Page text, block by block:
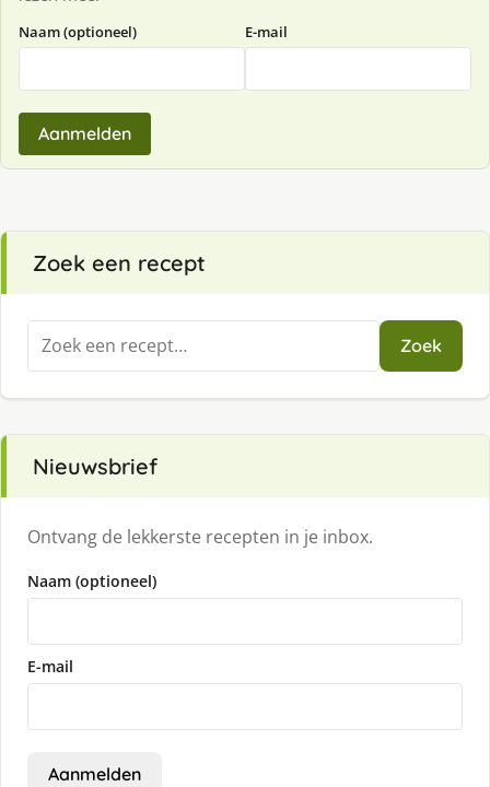
Naam (optioneel) E-mail
Aanmelden
Zoek een recept
Zoeken
naar:
Zoek
Nieuwsbrief
Ontvang de lekkerste recepten in je inbox.
Naam (optioneel)
E-mail
Aanmelden